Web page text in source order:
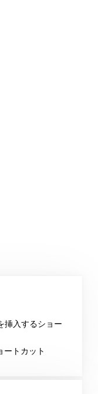
挿入するショー
ートカット